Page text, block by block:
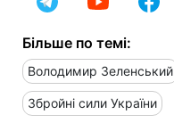
Більше по темі:
Володимир Зеленський
Збройні сили України